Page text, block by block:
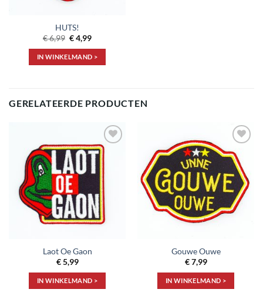
HUTS!
€6,99 Oorspronkelijke
prijs
was:
€ 6,99.
€4,99Huidige
€ 4,99.
IN WINKELMAND >
GERELATEERDE PRODUCTEN
Toevoegen
aan
verlanglijst
Laot Oe Gaon
€5,99
IN WINKELMAND >
Toevoegen
aan
verlanglijst
Gouwe Ouwe
€7,99
IN WINKELMAND >